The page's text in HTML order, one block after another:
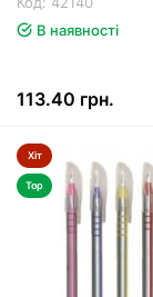
В наявності
113.40 грн.
Хіт
Top